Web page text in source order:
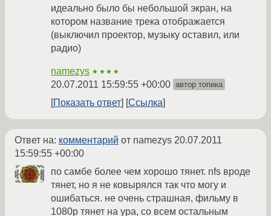
идеально было бы небольшой экран, на
котором название трека отображается
(выключил проектор, музыку оставил, или
радио)
namezys ★★★★
20.07.2011 15:59:55 +00:00 автор топика
Показать ответ Ссылка
Ответ на: комментарий от namezys 20.07.2011
15:59:55 +00:00
по самбе более чем хорошо тянет. nfs вроде
тянет, но я не ковырялся так что могу и
ошибаться. не очень страшная, фильму в
1080р тянет на ура, со всем остальным